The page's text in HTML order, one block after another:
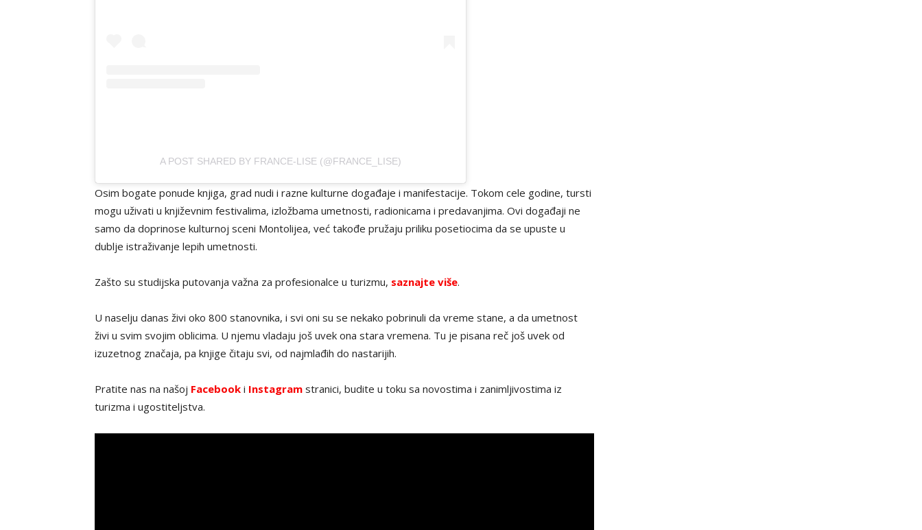
A POST SHARED BY FRANCE-LISE (@FRANCE_LISE)
Osim bogate ponude knjiga, grad nudi i razne kulturne događaje i manifestacije. Tokom cele godine, tursti
mogu uživati u književnim festivalima, izložbama umetnosti, radionicama i predavanjima. Ovi događaji ne
samo da doprinose kulturnoj sceni Montolijea, već takođe pružaju priliku posetiocima da se upuste u
dublje istraživanje lepih umetnosti.
Zašto su studijska putovanja važna za profesionalce u turizmu, saznajte više.
U naselju danas živi oko 800 stanovnika, i svi oni su se nekako pobrinuli da vreme stane, a da umetnost
živi u svim svojim oblicima. U njemu vladaju još uvek ona stara vremena. Tu je pisana reč još uvek od
izuzetnog značaja, pa knjige čitaju svi, od najmlađih do nastarijih.
Pratite nas na našoj Facebook i Instagram stranici, budite u toku sa novostima i zanimljivostima iz
turizma i ugostiteljstva.